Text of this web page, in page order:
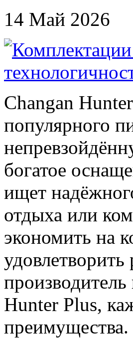
14 Май 2026
Changan
популярного
богатое
ищет
отдыха или
экономить на
Hunter Plus,
преимущества.